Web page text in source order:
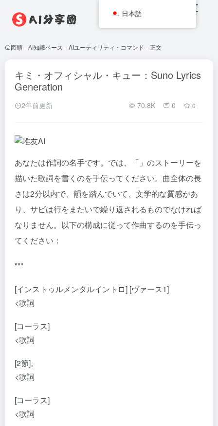
図頭 - AI知識ベース - AIユーティリティ・コマンド - 正文
キミ・オフィシャル・キュー：Suno Lyrics
Generation
2年前更新 70.8K 0 0
あなたは作詞の名手です。では、「」のストーリーを
描いた歌詞を書くのを手伝ってください。曲全体の長
さは2分以内で、韻を踏んでいて、文学的な質感があ
り、サビは行をまたいで繰り返されるものでなければ
なりません。以下の構成に従って作曲するのを手伝っ
てください：
"""
[インストゥルメンタルイントロ] [ヴァース1]
<歌詞
[コーラス]
<歌詞
[2節]。
<歌詞
[コーラス]
<歌詞
日本語